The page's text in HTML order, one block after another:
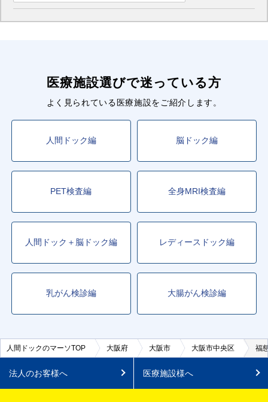
医療施設選びで迷っている方
よく見られている医療施設をご紹介します。
人間ドック編 脳ドック編
PET検査編 全身MRI検査編
人間ドック＋脳ドック編 レディースドック編
乳がん検診編 大腸がん検診編
人間ドックのマーソTOP 大阪府 大阪市 大阪市中央区 福
法人のお客様へ 医療施設様へ